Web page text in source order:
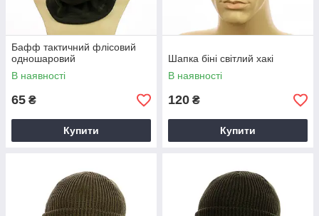
Бафф тактичний флісовий
одношаровий
В наявності
65 ₴
Купити
Шапка біні світлий хакі
В наявності
120 ₴
Купити